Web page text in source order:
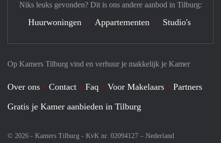
Op Kamers Tilburg vind en verhuur je makkelijk je Kamer
Over ons Contact Faq Voor Makelaars
Partners
Gratis je Kamer aanbieden in Tilburg
© 2026 - Kamers Tilburg - KvK nr. 02094127 – Nederland
Niks leuks gevonden? Dit is ons andere aanbod in Tilburg:
Huurwoningen Appartementen Studio's